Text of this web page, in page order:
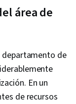
área de
departamento de
En un
de recursos